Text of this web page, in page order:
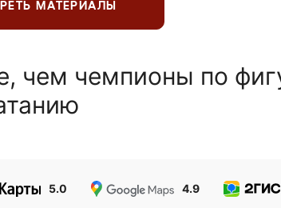
МАТЕРИАЛЫ
чем чемпионы по
5.0 4.9